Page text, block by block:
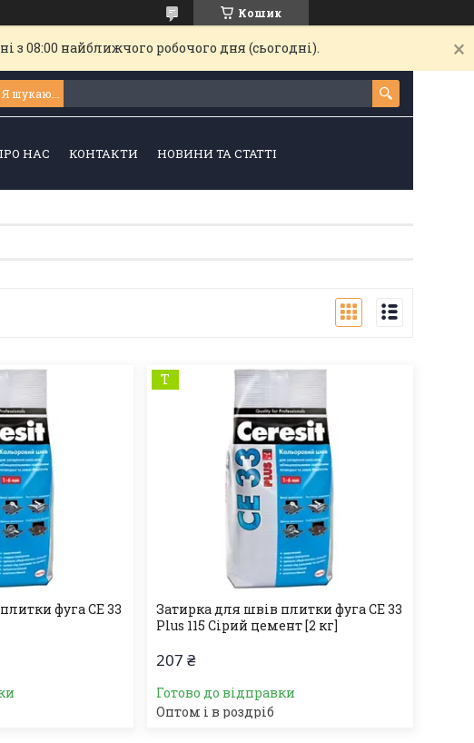
Кошик
з 08:00 найближчого робочого дня (сьогодні).
НАС КОНТАКТИ НОВИНИ ТА СТАТТІ
фуга СЕ 33
Т
Затирка для швів плитки фуга СЕ 33
Plus 115 Сірий цемент [2 кг]
207 ₴
Готово до відправки
Оптом і в роздріб